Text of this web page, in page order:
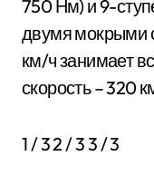
750 Нм) и 9-
двумя мокрыми
км/ч занимает
скорость – 320
1/ 32/ 33/ 3